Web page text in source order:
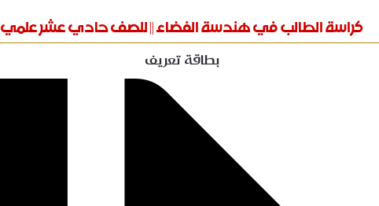
كراسة الطالب في هندسة الفضاء || للصف حادي عشر علمي
بطاقة تعريف